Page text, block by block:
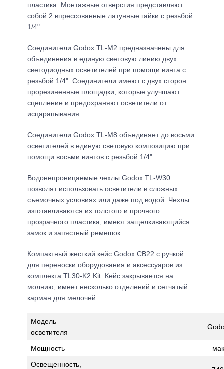
пластика. Монтажные отверстия представляют
собой 2 впрессованные латунные гайки с резьбой
1/4".
Соединители Godox TL-M2 предназначены для
объединения в единую световую линию двух
светодиодных осветителей при помощи винта с
резьбой 1/4". Соединители имеют с двух сторон
прорезиненные площадки, которые улучшают
сцепление и предохраняют осветители от
исцарапывания.
Соединители Godox TL-M8 объединяет до восьми
осветителей в единую световую композицию при
помощи восьми винтов с резьбой 1/4".
Водонепроницаемые чехлы Godox TL-W30
позволят использовать осветители в сложных
съемочных условиях или даже под водой. Чехлы
изготавливаются из толстого и прочного
прозрачного пластика, имеют защелкивающийся
замок и запястный ремешок.
Компактный жесткий кейс Godox CB22 с ручкой
для переноски оборудования и аксессуаров из
комплекта TL30-K2 Kit. Кейс закрывается на
молнию, имеет несколько отделений и сетчатый
карман для мелочей.
Модель
осветителя
Мощность
Освещенность,